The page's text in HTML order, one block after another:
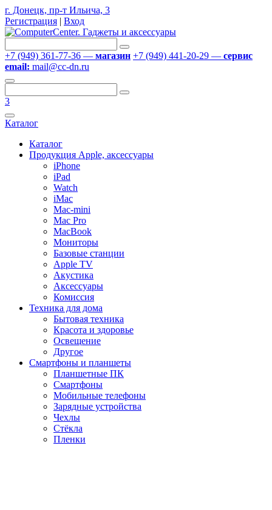
г. Донецк, пр-т Ильича, 3
Регистрация | Вход
+7 (949) 361-77-36 — магазин +7 (949) 441-20-29 — сервис
email: mail@cc-dn.ru
3
Каталог
Каталог
Продукция Apple, аксессуары
iPhone
iPad
Watch
iMac
Mac-mini
Mac Pro
MacBook
Мониторы
Базовые станции
Apple TV
Акустика
Аксессуары
Комиссия
Техника для дома
Бытовая техника
Красота и здоровье
Освещение
Другое
Смартфоны и планшеты
Планшетные ПК
Смартфоны
Мобильные телефоны
Зарядные устройства
Чехлы
Стёкла
Пленки